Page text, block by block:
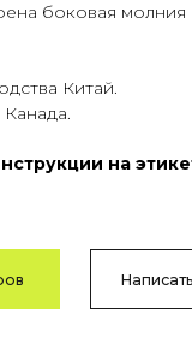
боковая молния
Китай.
на
Оплата после
примерки
и Тамбовская обл.